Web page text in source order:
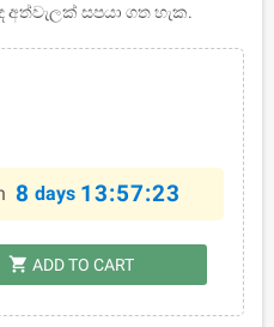
සපයා ගත හැක.
8 days 13:57:23
shopping_cart ADD TO CART